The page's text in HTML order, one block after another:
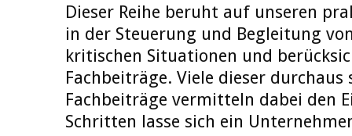
Dieser Reihe beruht auf unseren
in der Steuerung und Begleitung
kritischen Situationen und
Fachbeiträge. Viele dieser durchaus
Fachbeiträge vermitteln dabei den
Schritten lasse sich ein